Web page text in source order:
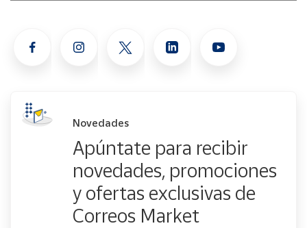
Novedades
Apúntate para recibir
novedades, promociones
y ofertas exclusivas de
Correos Market